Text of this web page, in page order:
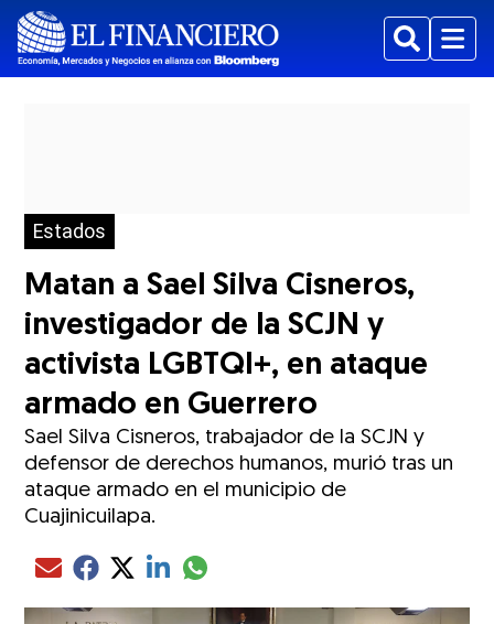
BuscarMenu
Estados
Matan a Sael Silva Cisneros,
investigador de la SCJN y
activista LGBTQI+, en ataque
armado en Guerrero
Sael Silva Cisneros, trabajador de la SCJN y
defensor de derechos humanos, murió tras un
ataque armado en el municipio de
Cuajinicuilapa.
Compartir el artículo actual mediante Email
Compartir el artículo actual mediante Facebook
Compartir el artículo actual mediante Twitter
Compartir el artículo actual mediante LinkedIn
Compartir el artículo actual mediante